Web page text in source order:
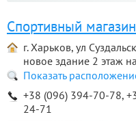
Спортивный
г. Харьков, ул
новое здание 2 этаж
Показать
+38 (096) 394-70-78,
24-71